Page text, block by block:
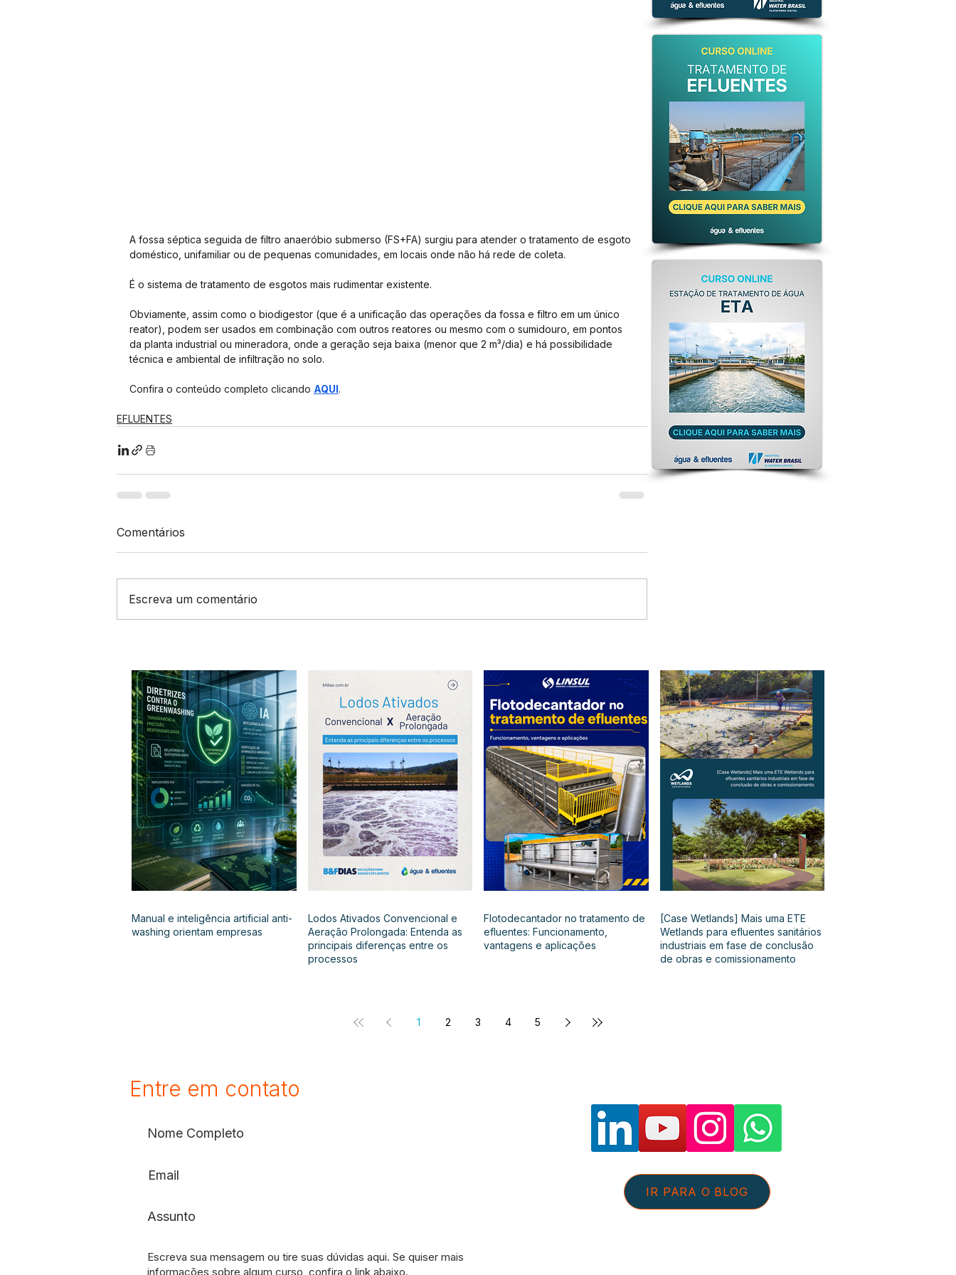
A fossa séptica seguida de filtro anaeróbio submerso (FS+FA) surgiu para atender o tratamento de esgoto
doméstico, unifamiliar ou de pequenas comunidades, em locais onde não há rede de coleta.
É o sistema de tratamento de esgotos mais rudimentar existente.
Obviamente, assim como o biodigestor (que é a unificação das operações da fossa e filtro em um único
reator), podem ser usados em combinação com outros reatores ou mesmo com o sumidouro, em pontos
da planta industrial ou mineradora, onde a geração seja baixa (menor que 2 m³/dia) e há possibilidade
técnica e ambiental de infiltração no solo.
Confira o conteúdo completo clicando AQUI.
EFLUENTES
Comentários
Escreva um comentário
Manual e inteligência artificial anti-
washing orientam empresas
Lodos Ativados Convencional e
Aeração Prolongada: Entenda as
principais diferenças entre os
processos
Flotodecantador no tratamento de
efluentes: Funcionamento,
vantagens e aplicações
[Case Wetlands] Mais uma ETE
Wetlands para efluentes sanitários
industriais em fase de conclusão
de obras e comissionamento
1 2 3 4 5
Entre em contato
IR PARA O BLOG